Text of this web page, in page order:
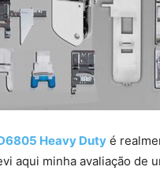
Heavy Duty é
aqui minha avaliação de